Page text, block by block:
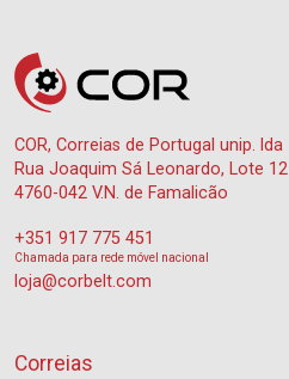
COR, Correias de Portugal unip. lda
Rua Joaquim Sá Leonardo, Lote 12
4760-042 V.N. de Famalicão
+351 917 775 451
Chamada para rede móvel nacional
loja@corbelt.com
Correias